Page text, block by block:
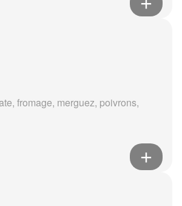
fromage, merguez, poivrons,